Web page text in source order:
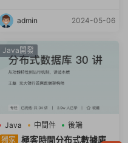
admin 2024-05-06
Java開發
Java 中間件
後端
獨家 極客時間分布式數據庫